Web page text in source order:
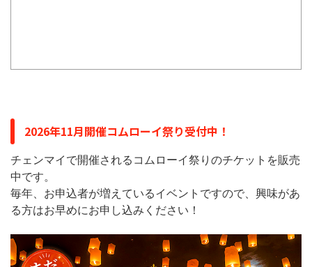
2026年11月開催コムローイ祭り受付中！
チェンマイで開催されるコムローイ祭りのチケットを販売
中です。
毎年、お申込者が増えているイベントですので、興味があ
る方はお早めにお申し込みください！